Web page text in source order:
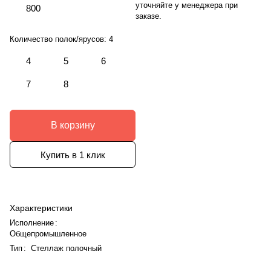
800
Количество полок/ярусов: 4
4 5 6
7 8
В корзину
Купить в 1 клик
Характеристики
Исполнение :
Общепромышленное
Тип : Стеллаж полочный
уточняйте у менеджера при
заказе.